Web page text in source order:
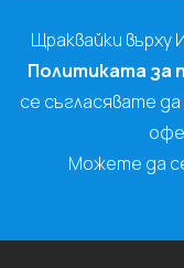
Щраквайки върху
Политиката за
се съгласявате
Можете да